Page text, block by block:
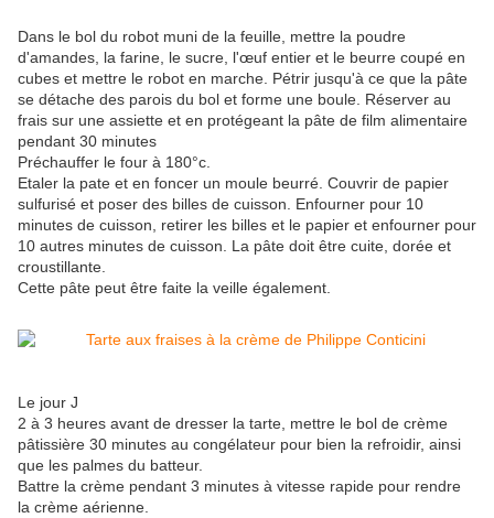
Dans le bol du robot muni de la feuille, mettre la poudre
d'amandes, la farine, le sucre, l'œuf entier et le beurre coupé en
cubes et mettre le robot en marche. Pétrir jusqu'à ce que la pâte
se détache des parois du bol et forme une boule. Réserver au
frais sur une assiette et en protégeant la pâte de film alimentaire
pendant 30 minutes
Préchauffer le four à 180°c.
Etaler la pate et en foncer un moule beurré. Couvrir de papier
sulfurisé et poser des billes de cuisson. Enfourner pour 10
minutes de cuisson, retirer les billes et le papier et enfourner pour
10 autres minutes de cuisson. La pâte doit être cuite, dorée et
croustillante.
Cette pâte peut être faite la veille également.
Le jour J
2 à 3 heures avant de dresser la tarte, mettre le bol de crème
pâtissière 30 minutes au congélateur pour bien la refroidir, ainsi
que les palmes du batteur.
Battre la crème pendant 3 minutes à vitesse rapide pour rendre
la crème aérienne.